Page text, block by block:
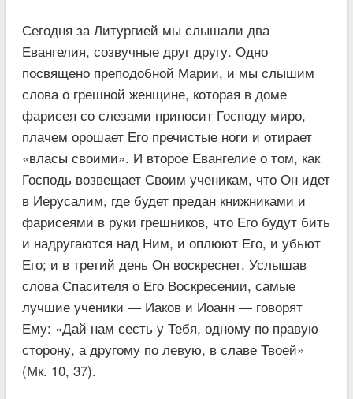
Сегодня за Литургией мы слышали два
Евангелия, созвучные друг другу. Одно
посвящено преподобной Марии, и мы слышим
слова о грешной женщине, которая в доме
фарисея со слезами приносит Господу миро,
плачем орошает Его пречистые ноги и отирает
«власы своими». И второе Евангелие о том, как
Господь возвещает Своим ученикам, что Он идет
в Иерусалим, где будет предан книжниками и
фарисеями в руки грешников, что Его будут бить
и надругаются над Ним, и оплюют Его, и убьют
Его; и в третий день Он воскреснет. Услышав
слова Спасителя о Его Воскресении, самые
лучшие ученики — Иаков и Иоанн — говорят
Ему: «Дай нам сесть у Тебя, одному по правую
сторону, а другому по левую, в славе Твоей»
(Мк. 10, 37).